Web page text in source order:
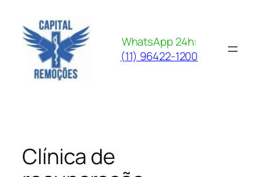
para
conteúdo
WhatsApp 24h:
(11) 96422-1200
Clínica de